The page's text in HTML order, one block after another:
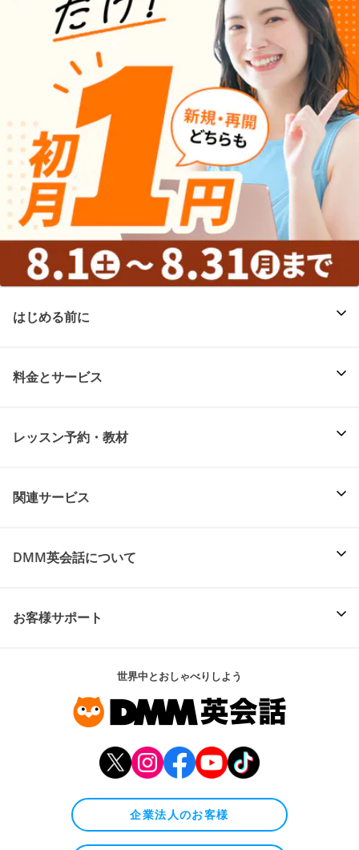
はじめる前に
料金とサービス
レッスン予約・教材
関連サービス
DMM英会話について
お客様サポート
世界中とおしゃべりしよう
企業法人のお客様